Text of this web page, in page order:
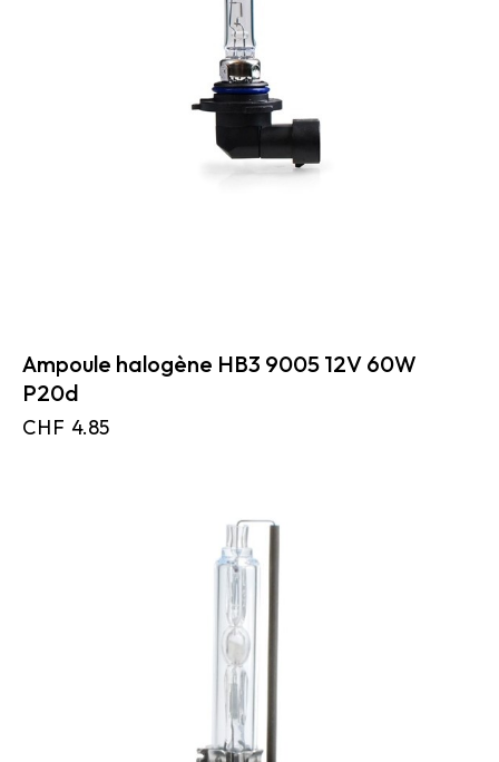
Ampoule halogène HB3 9005 12V 60W
P20d
CHF 4.85